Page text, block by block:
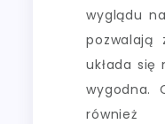
wyglądu
pozwalają
układa
wygodna.
również